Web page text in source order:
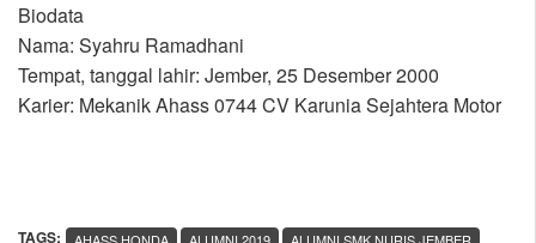
Biodata
Nama: Syahru Ramadhani
Tempat, tanggal lahir: Jember, 25 Desember 2000
Karier: Mekanik Ahass 0744 CV Karunia Sejahtera Motor
TAGS: